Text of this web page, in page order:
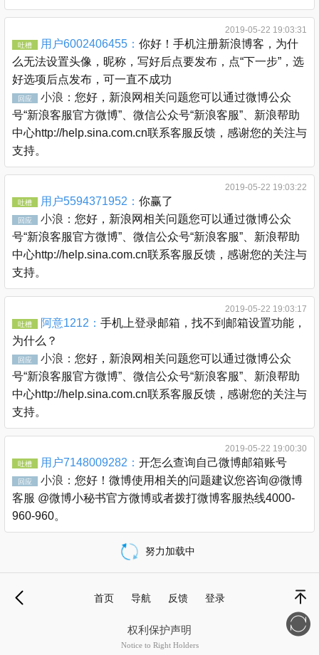
2019-05-22 19:03:31
吐槽 用户6002406455： 你好！手机注册新浪博客，为什
么无法设置头像，昵称，写好后点要发布，点“下一步”，选
好选项后点发布，可一直不成功
回应 小浪： 您好，新浪网相关问题您可以通过微博公众
号“新浪客服官方微博”、微信公众号“新浪客服”、新浪帮助
中心http://help.sina.com.cn联系客服反馈，感谢您的关注与
支持。
2019-05-22 19:03:22
吐槽 用户5594371952： 你赢了
回应 小浪： 您好，新浪网相关问题您可以通过微博公众
号“新浪客服官方微博”、微信公众号“新浪客服”、新浪帮助
中心http://help.sina.com.cn联系客服反馈，感谢您的关注与
支持。
2019-05-22 19:03:17
吐槽 阿意1212： 手机上登录邮箱，找不到邮箱设置功能，
为什么？
回应 小浪： 您好，新浪网相关问题您可以通过微博公众
号“新浪客服官方微博”、微信公众号“新浪客服”、新浪帮助
中心http://help.sina.com.cn联系客服反馈，感谢您的关注与
支持。
2019-05-22 19:00:30
吐槽 用户7148009282： 开怎么查询自己微博邮箱账号
回应 小浪： 您好！微博使用相关的问题建议您咨询@微博
客服 @微博小秘书官方微博或者拨打微博客服热线4000-
960-960。
载
更
努力加载中
顶部
首页 导航 反馈 登录
权利保护声明
Notice to Right Holders